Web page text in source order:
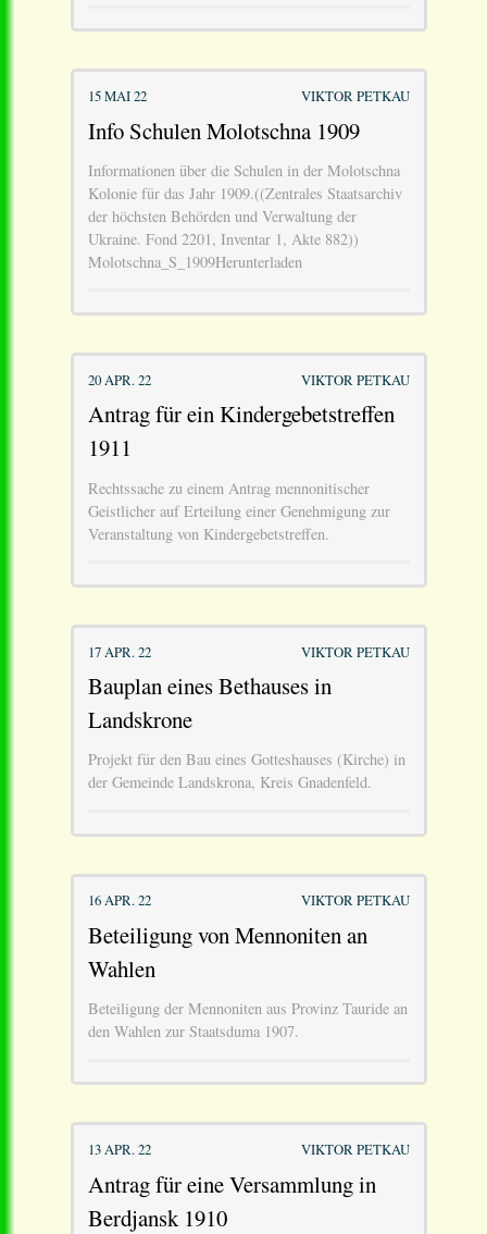
15 MAI 22 VIKTOR PETKAU
Info Schulen Molotschna 1909
Informationen über die Schulen in der Molotschna
Kolonie für das Jahr 1909.((Zentrales Staatsarchiv
der höchsten Behörden und Verwaltung der
Ukraine. Fond 2201, Inventar 1, Akte 882))
Molotschna_S_1909Herunterladen
20 APR. 22 VIKTOR PETKAU
Antrag für ein Kindergebetstreffen
1911
Rechtssache zu einem Antrag mennonitischer
Geistlicher auf Erteilung einer Genehmigung zur
Veranstaltung von Kindergebetstreffen.
17 APR. 22 VIKTOR PETKAU
Bauplan eines Bethauses in
Landskrone
Projekt für den Bau eines Gotteshauses (Kirche) in
der Gemeinde Landskrona, Kreis Gnadenfeld.
16 APR. 22 VIKTOR PETKAU
Beteiligung von Mennoniten an
Wahlen
Beteiligung der Mennoniten aus Provinz Tauride an
den Wahlen zur Staatsduma 1907.
13 APR. 22 VIKTOR PETKAU
Antrag für eine Versammlung in
Berdjansk 1910